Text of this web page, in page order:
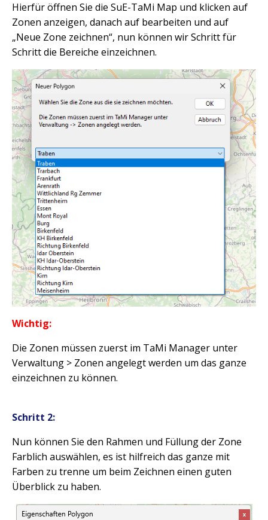
Hierfür öffnen Sie die SuE-TaMi Map und klicken auf
Zonen anzeigen, danach auf bearbeiten und auf
„Neue Zone zeichnen“, nun können wir Schritt für
Schritt die Bereiche einzeichnen.
Wichtig:
Die Zonen müssen zuerst im TaMi Manager unter
Verwaltung > Zonen angelegt werden um das ganze
einzeichnen zu können.
Schritt 2:
Nun können Sie den Rahmen und Füllung der Zone
Farblich auswählen, es ist hilfreich das ganze mit
Farben zu trenne um beim Zeichnen einen guten
Überblick zu haben.